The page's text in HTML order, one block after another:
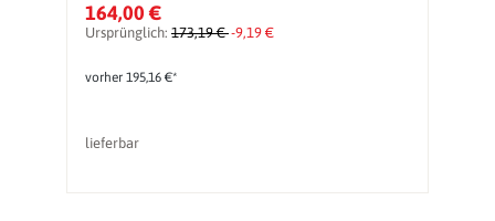
164,00 €
Ursprünglich: 173,19 €-9,19 €
vorher 195,16 €*
lieferbar